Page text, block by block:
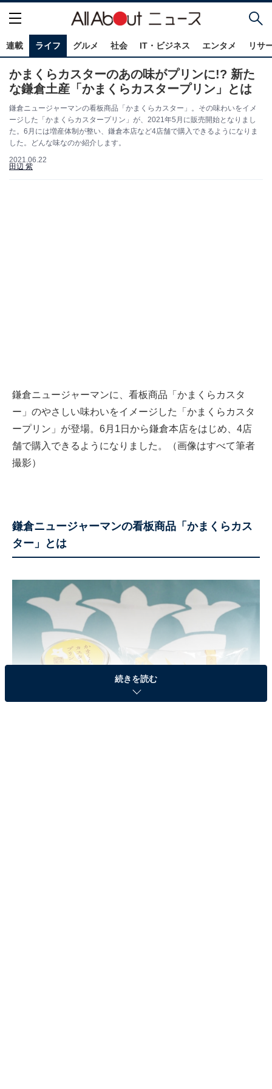
連載 ライフ グルメ 社会 IT・ビジネス エンタメ リサ
かまくらカスターのあの味がプリンに!? 新た
な鎌倉土産「かまくらカスタープリン」とは
鎌倉ニュージャーマンの看板商品「かまくらカスター」。その味わいをイメ
ージした「かまくらカスタープリン」が、2021年5月に販売開始となりまし
た。6月には増産体制が整い、鎌倉本店など4店舗で購入できるようになりま
した。どんな味なのか紹介します。
2021.06.22
田辺 紫
鎌倉ニュージャーマンに、看板商品「かまくらカスタ
ー」のやさしい味わいをイメージした「かまくらカスタ
ープリン」が登場。6月1日から鎌倉本店をはじめ、4店
舗で購入できるようになりました。（画像はすべて筆者
撮影）
鎌倉ニュージャーマンの看板商品「かまくらカス
ター」とは
続きを読む